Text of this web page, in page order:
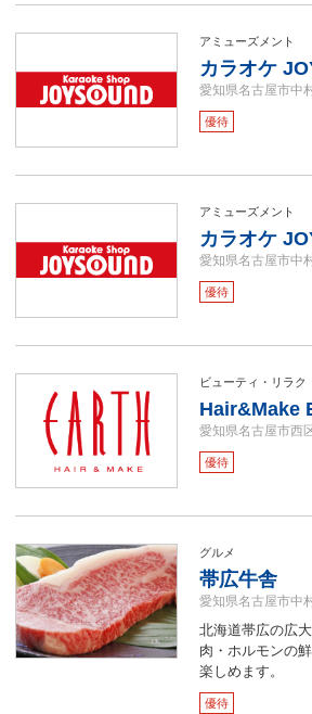
アミューズメント
カラオケ
愛知県名古屋市中
優待
アミューズメント
カラオケ
愛知県名古屋市中
優待
ビューティ・リラク
Hair&Make
愛知県名古屋市西
優待
グルメ
帯広牛舎
愛知県名古屋市中
北海道帯広の広
肉・ホルモンの
楽しめます。
優待